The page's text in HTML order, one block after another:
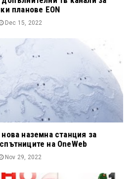
планове EON
Dec 15, 2022
наземна станция за
на OneWeb
Nov 29, 2022